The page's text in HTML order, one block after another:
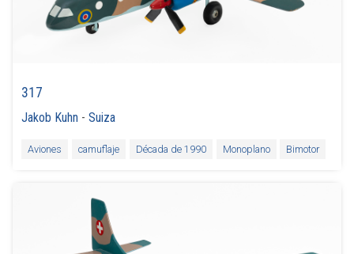
317
Jakob Kuhn -Suiza
Aviones camuflaje Década de 1990 Monoplano Bimotor